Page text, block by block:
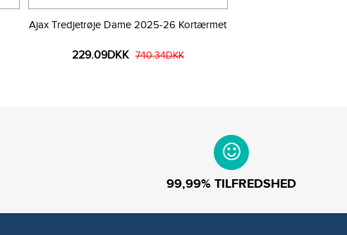
Ajax Tredjetrøje Dame 2025-26 Kortærmet
229.09DKK 740.34DKK
99,99% TILFREDSHED